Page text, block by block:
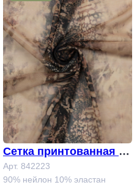
Сетка принтованная А
рт. 842223
Арт. 842223
90% нейлон 10% эластан